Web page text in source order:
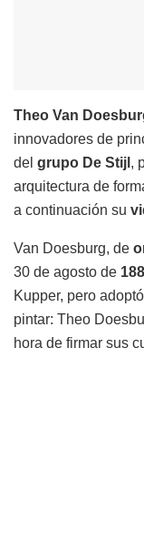
Theo Van
innovadores de
del grupo De Stijl ,
arquitectura de
a continuación su
Van Doesburg, de
30 de agosto de
Kupper, pero
pintar: Theo
hora de firmar sus